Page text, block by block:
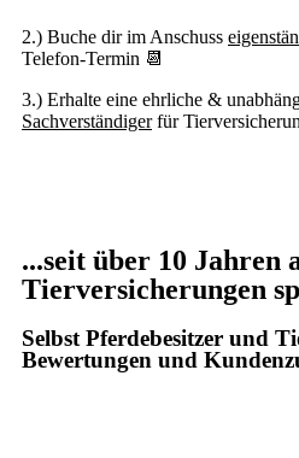
2.) Buche dir im Anschuss
Telefon-Termin 📆
3.) Erhalte eine ehrliche &
Sachverständigerfür
...seit über 10 Jahren
Tierversicherungen
Selbst Pferdebesitzer und
Bewertungen und